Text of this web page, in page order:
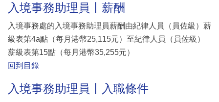
入境事務助理員丨薪酬
入境事務處的入境事務助理員薪酬由紀律人員（員佐級）薪
級表第4a點（每月港幣25,115元）至紀律人員（員佐級）
薪級表第15點（每月港幣35,255元）
回到目錄
入境事務助理員丨入職條件